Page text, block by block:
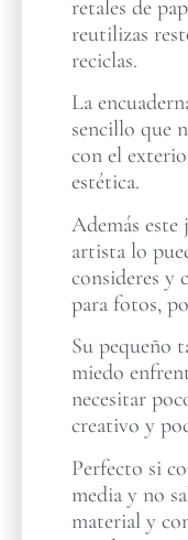
retales de
reutilizas
reciclas.
La
sencillo que
con el
estética.
Además
artista lo
consideres y
para fotos,
Su pequeño
miedo
necesitar
creativo y
Perfecto si
media y no
material y